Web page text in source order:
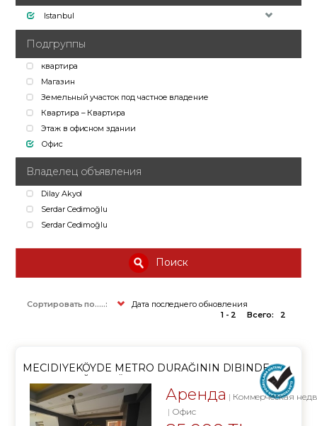
Istanbul
Подгруппы
квартира
Магазин
Земельный участок под частное владение
Квартира – Квартира
Этаж в офисном здании
Офис
Владелец объявления
Dilay Akyol
Serdar Cedimoğlu
Serdar Cedimoğlu
Поиск
Сортировать по.....:
Дата последнего обновления
1 - 2
Всего: 2
MECIDIYEKÖYDE METRO DURAĞININ DIBINDE
TABELA DEĞERI YÜKSEK
Аренда
Коммерческая
Офис